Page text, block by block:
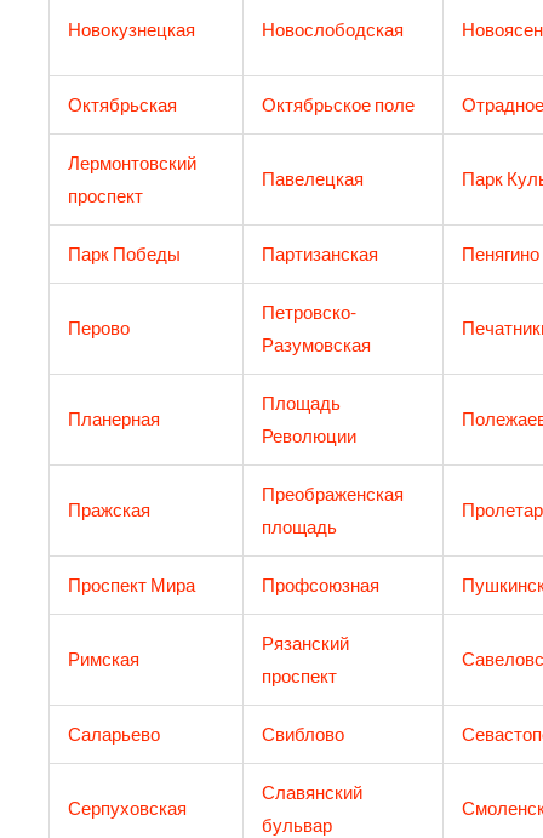
Новокузнецкая Новослободская
Октябрьская Октябрьское поле Отрадное
Лермонтовский
проспект
Павелецкая Парк
Парк Победы Партизанская Пенягино
Перово
Петровско-
Разумовская
Планерная
Площадь
Революции
Пражская
Преображенская
площадь
Проспект Мира Профсоюзная
Римская
Рязанский
проспект
Саларьево Свиблово
Серпуховская
Славянский
бульвар